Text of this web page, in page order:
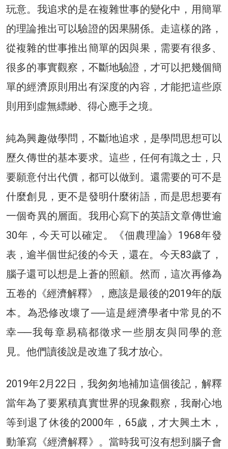
玩意。我追求的是在複雜世事的變化中，用簡單
的理論推出可以驗證的因果關係。走這樣的路，
從複雜的世事推出簡單的因與果，需要有很多、
很多的事實觀察，不斷地驗證，才可以把幾個簡
單的經濟原則用出有深度的內容，才能把這些原
則用到虛無縹緲、得心應手之境。
純為興趣做學問，不斷地追求，是學問思想可以
歷久傳世的基本要求。這些，任何有識之士，只
要願意付出代價，都可以做到。還需要的可不是
什麼創見，更不是發明什麼術語，而是思想要有
一個奇異的層面。我用心寫下的英語文章傳世逾
30年，今天可以確定。《佃農理論》1968年發
表，逾半個世紀後的今天，還在。今天83歲了，
腦子還可以想是上蒼的照顧。然而，這次再修為
五卷的《經濟解釋》，應該是最後的2019年的版
本。為恐修改壞了──這是經濟學者中常見的不
幸──我每章易稿都徵求一些朋友與同學的意
見。他們讀後說是改進了我才放心。
2019年2月22日，我匆匆地補加這個後記，解釋
當年為了要累積真實世界的現象觀察，我耐心地
等到退了休後的2000年，65歲，才大興土木，
動筆寫《經濟解釋》。當時我可沒有想到腦子會